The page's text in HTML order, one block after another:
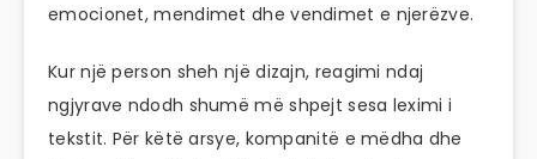
emocionet, mendimet dhe vendimet e njerëzve.
Kur një person sheh një dizajn, reagimi ndaj
ngjyrave ndodh shumë më shpejt sesa leximi i
tekstit. Për këtë arsye, kompanitë e mëdha dhe